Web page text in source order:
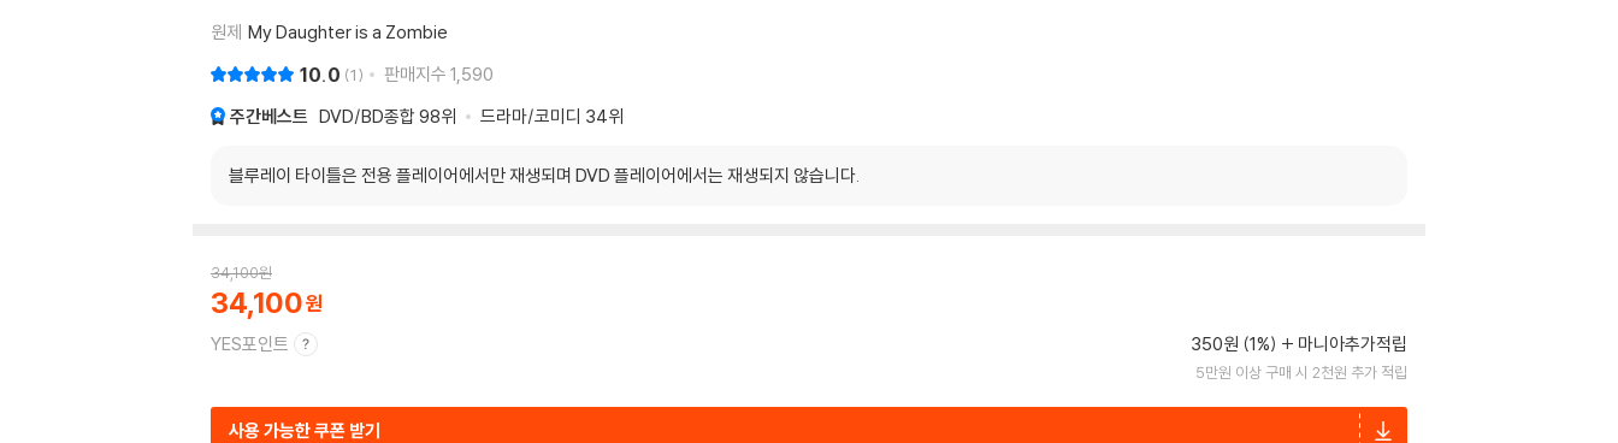
원제 My Daughter is a Zombie
10.0 1 판매지수 1,590
주간베스트 DVD/BD종합 98위 드라마/코미디 34위
블루레이 타이틀은 전용 플레이어에서만 재생되며 DVD 플레이어에서는 재생되지 않습니다.
34,100원
34,100
YES포인트 350원 (1%) 마니아추가적립
5만원 이상 구매 시 2천원 추가 적립
사용 가능한 쿠폰 받기